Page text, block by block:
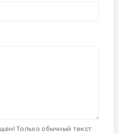
Только обычный текст